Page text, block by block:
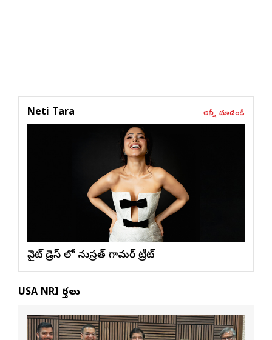
Neti Tara అన్నీ చూడండి
వైట్ డ్రెస్ లో నుస్ర‌త్ గ్లామ‌ర్ ట్రీట్
USA NRI వార్తలు